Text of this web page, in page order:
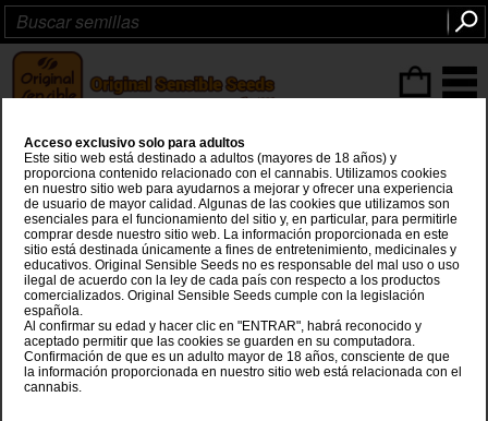
Runtz Gum
ZkittlezxGrapefruit Bubblegum
Acceso exclusivo solo para adultos
Este sitio web está destinado a adultos (mayores de 18 años) y
proporciona contenido relacionado con el cannabis. Utilizamos cookies
en nuestro sitio web para ayudarnos a mejorar y ofrecer una experiencia
de usuario de mayor calidad. Algunas de las cookies que utilizamos son
esenciales para el funcionamiento del sitio y, en particular, para permitirle
comprar desde nuestro sitio web. La información proporcionada en este
sitio está destinada únicamente a fines de entretenimiento, medicinales y
educativos. Original Sensible Seeds no es responsable del mal uso o uso
ilegal de acuerdo con la ley de cada país con respecto a los productos
comercializados. Original Sensible Seeds cumple con la legislación
española.
Al confirmar su edad y hacer clic en "ENTRAR", habrá reconocido y
aceptado permitir que las cookies se guarden en su computadora.
Confirmación de que es un adulto mayor de 18 años, consciente de que
la información proporcionada en nuestro sitio web está relacionada con el
cannabis.